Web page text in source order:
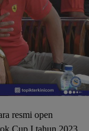
resmi open
Cup I tahun 2023